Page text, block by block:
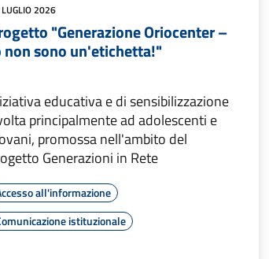
2026
"Generazione Oriocenter –
non sono un'etichetta!"
educativa e di sensibilizzazione
principalmente ad adolescenti e
promossa nell'ambito del
Generazioni in Rete
all'informazione
istituzionale